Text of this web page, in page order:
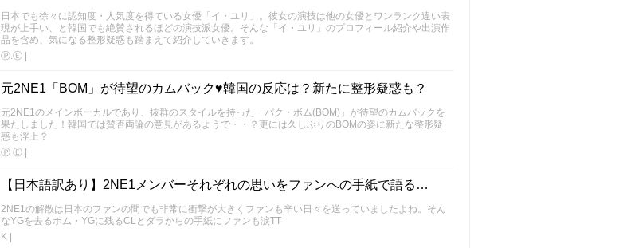
日本でも徐々に認知度・人気度を得ている女優「イ・ユリ」。彼女の演技は他の女優とワンランク違い表
現が上手い、と韓国でも絶賛されるほどの演技派女優。そんな「イ・ユリ」のプロフィール紹介や出演作
品を含め、気になる整形疑惑も踏まえて紹介していきます。
Ⓟ.Ⓔ|
元2NE1「BOM」が待望のカムバック♥韓国の反応は？新たに整形疑惑も？
元2NE1のメインボーカルであり、抜群のスタイルを持った「パク・ボム(BOM)」が待望のカムバックを
果たしました！韓国では賛否両論の意見があるようで・・？更には久しぶりのBOMの姿に新たな整形疑
惑も浮上？
Ⓟ.Ⓔ|
【日本語訳あり】2NE1メンバーそれぞれの思いをファンへの手紙で語る…
2NE1の解散は日本のファンの間でも非常に衝撃が大きくファンも辛い日々を送っていましたよね。そん
なYGを去るボム・YGに残るCLとダラからの手紙にファンも涙TT
K|